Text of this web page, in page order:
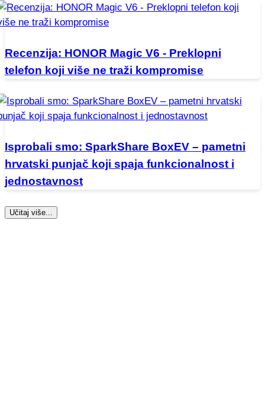
Recenzija: HONOR Magic V6 - Preklopni
telefon koji više ne traži kompromise
Isprobali smo: SparkShare BoxEV – pametni
hrvatski punjač koji spaja funkcionalnost i
jednostavnost
Učitaj više...